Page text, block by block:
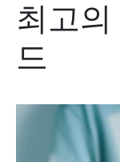
최고
드